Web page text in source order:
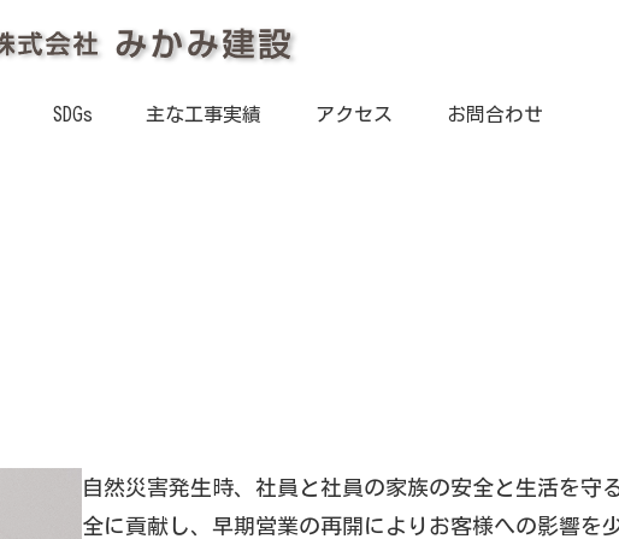
SDGs 主な工事実績 アクセス お問合わせ
自然災害発生時、社員と社員の家族の安全と生活を守
全に貢献し、早期営業の再開によりお客様への影響を